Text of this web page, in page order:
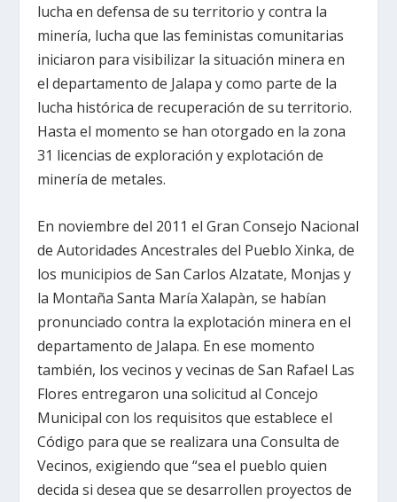
lucha en defensa de su territorio y contra la
minería, lucha que las feministas comunitarias
iniciaron para visibilizar la situación minera en
el departamento de Jalapa y como parte de la
lucha histórica de recuperación de su territorio.
Hasta el momento se han otorgado en la zona
31 licencias de exploración y explotación de
minería de metales.
En noviembre del 2011 el Gran Consejo Nacional
de Autoridades Ancestrales del Pueblo Xinka, de
los municipios de San Carlos Alzatate, Monjas y
la Montaña Santa María Xalapàn, se habían
pronunciado contra la explotación minera en el
departamento de Jalapa. En ese momento
también, los vecinos y vecinas de San Rafael Las
Flores entregaron una solicitud al Concejo
Municipal con los requisitos que establece el
Código para que se realizara una Consulta de
Vecinos, exigiendo que “sea el pueblo quien
decida si desea que se desarrollen proyectos de